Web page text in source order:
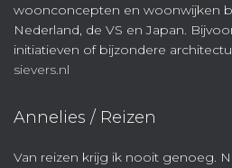
woonconcepten en woonwijken
Nederland, de VS en Japan.
initiatieven of bijzondere
sievers.nl
Annelies / Reizen
Van reizen krijg ik nooit genoeg.